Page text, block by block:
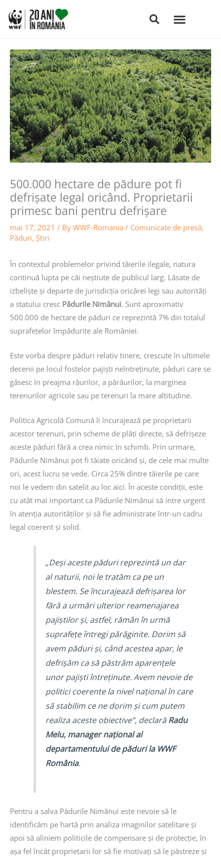
content
500.000 hectare de pădure pot fi
defrișate legal oricând. Proprietarii
primesc bani pentru defrișare
mai 17, 2021 / By WWF-Romania / Comunicate de presă,
Păduri, Știri
În contextul problemelor privind tăierile ilegale, natura
continuă lupta pe căi neștiute de publicul larg. Lăsate de
izbeliște și departe de jurisdicția oricărei legi sau autorități
a statului cresc Pădurile Nimănui. Sunt aproximativ
500.000 de hectare de păduri ce reprezintă 7% din totalul
suprafețelor împădurite ale României.
Este vorba despre păduri relativ tinere, crescute în ultimele
decenii pe locul fostelor pajiști neîntreținute, păduri care se
găsesc în preajma râurilor, a pârâurilor, la marginea
terenurilor agricole sau pe terenuri la mare altitudine.
Politica Agricolă Comună îi încurajează pe proprietarii
acestor terenuri, prin scheme de plăți directe, să defrișeze
aceste păduri fără a crea nimic în schimb. Prin urmare,
Pădurile Nimănui pot fi tăiate oricând și, de cele mai multe
ori, acest lucru se vede. Circa 25% dintre tăierile pe care
noi le vedem din satelit au loc aici. În aceste condiții, este
cu atât mai important ca Pădurile Nimănui să intre urgent
în atenția autorităților și să fie administrate într-un cadru
legal coerent și solid.
„Deși aceste păduri reprezintă un dar
al naturii, noi le tratăm ca pe un
blestem. Se încurajează defrișarea lor
fără a urmări ulterior reamenajarea
pajiștilor și, astfel, rămân în urmă
suprafețe întregi părăginite. Dorim să
avem păduri și, când acestea apar, le
defrișăm ca să păstrăm aparențele
unor pajiști întreținute. Avem nevoie de
politici coerente la nivel național în care
să stabilim ce ne dorim și cum putem
realiza aceste obiective”, declarăRadu
Melu, manager național al
departamentului de păduri la WWF
România.
Pentru a salva Pădurile Nimănui este nevoie să le
identificăm pe hartă prin analiza imaginilor satelitare și
apoi să aliniem politicile de compensare și de protecție, în
așa fel încât proprietarii lor să fie motivați să le păstreze și